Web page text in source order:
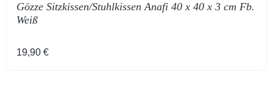
Gözze Sitzkissen/Stuhlkissen Anafi 40 x 40 x 3 cm Fb.
Weiß
Regulärer Preis:
19,90 €